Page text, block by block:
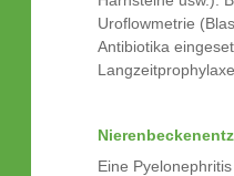
Uroflowmetrie
Antibiotika
Eine